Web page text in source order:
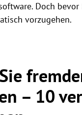
Doch bevor
vorzugehen.
– 10